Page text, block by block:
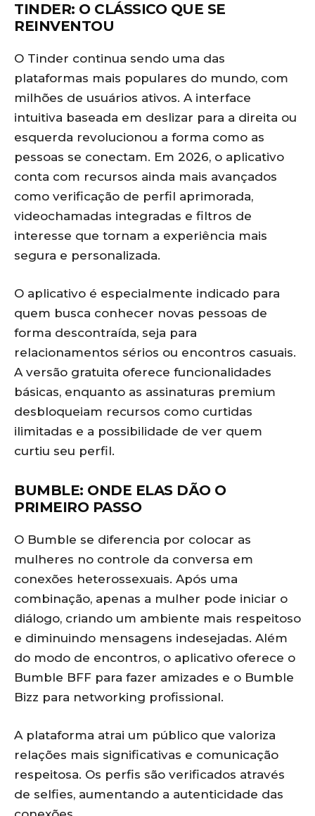
TINDER: O CLÁSSICO QUE SE
REINVENTOU
O Tinder continua sendo uma das
plataformas mais populares do mundo, com
milhões de usuários ativos. A interface
intuitiva baseada em deslizar para a direita ou
esquerda revolucionou a forma como as
pessoas se conectam. Em 2026, o aplicativo
conta com recursos ainda mais avançados
como verificação de perfil aprimorada,
videochamadas integradas e filtros de
interesse que tornam a experiência mais
segura e personalizada.
O aplicativo é especialmente indicado para
quem busca conhecer novas pessoas de
forma descontraída, seja para
relacionamentos sérios ou encontros casuais.
A versão gratuita oferece funcionalidades
básicas, enquanto as assinaturas premium
desbloqueiam recursos como curtidas
ilimitadas e a possibilidade de ver quem
curtiu seu perfil.
BUMBLE: ONDE ELAS DÃO O
PRIMEIRO PASSO
O Bumble se diferencia por colocar as
mulheres no controle da conversa em
conexões heterossexuais. Após uma
combinação, apenas a mulher pode iniciar o
diálogo, criando um ambiente mais respeitoso
e diminuindo mensagens indesejadas. Além
do modo de encontros, o aplicativo oferece o
Bumble BFF para fazer amizades e o Bumble
Bizz para networking profissional.
A plataforma atrai um público que valoriza
relações mais significativas e comunicação
respeitosa. Os perfis são verificados através
de selfies, aumentando a autenticidade das